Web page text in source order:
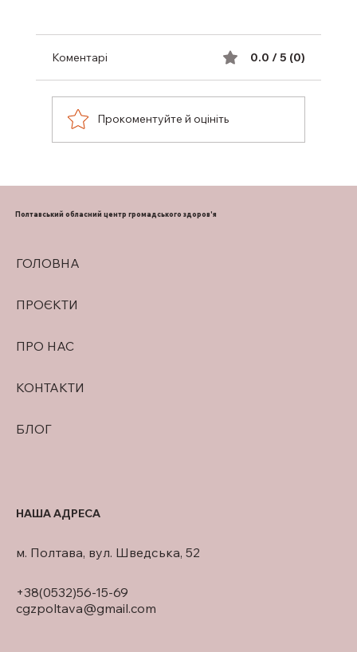
ВЕДУТЬ ПОШУК ЕФЕКТИВНИХ
Коментарі 0.0 / 5 (0)
Прокоментуйте й оцініть
ГОЛОВНА
ПРОЄКТИ
ПРО НАС
КОНТАКТИ
БЛОГ
Полтавський обласний центр громадського здоров'я
+38(0532)56-15-69
cgzpoltava@gmail.com
м. Полтава, вул. Шведська, 52
НАША АДРЕСА